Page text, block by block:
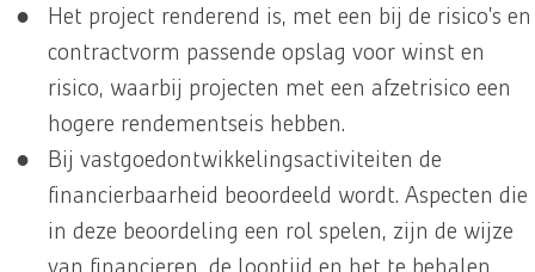
Het project renderend is, met een bij de risico’s en
contractvorm passende opslag voor winst en
risico, waarbij projecten met een afzetrisico een
hogere rendementseis hebben.
Bij vastgoedontwikkelingsactiviteiten de
financierbaarheid beoordeeld wordt. Aspecten die
in deze beoordeling een rol spelen, zijn de wijze